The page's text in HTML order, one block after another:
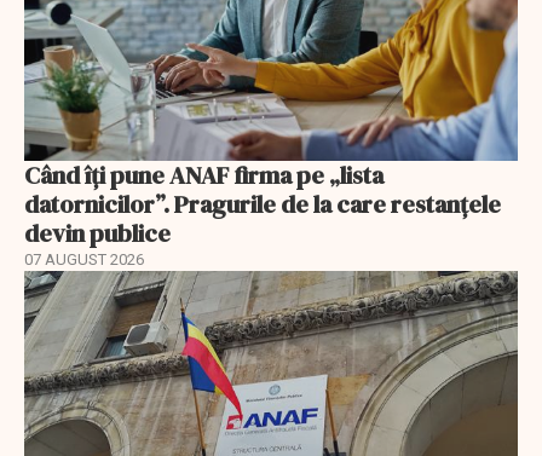
Când îți pune ANAF firma pe „lista
datornicilor”. Pragurile de la care restanțele
devin publice
07 AUGUST 2026